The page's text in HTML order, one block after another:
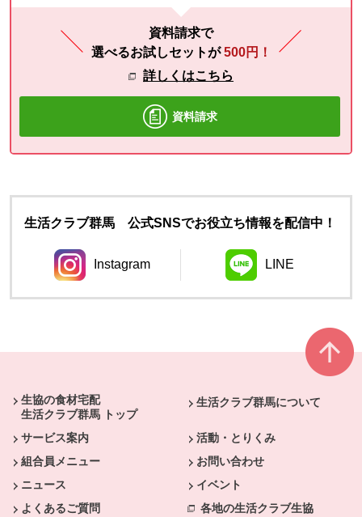
資料請求で
選べるお試しセットが500円！
詳しくはこちら
資料請求
生活クラブ群馬 公式SNSでお役立ち情報を配信中！
Instagram
別のウィンドウで開きます。
LINE
生協の食材宅配
生活クラブ群馬 トップ
生活クラブ群馬について
サービス案内
活動・とりくみ
組合員メニュー
お問い合わせ
ニュース
イベント
よくあるご質問
各地の生活クラブ生協